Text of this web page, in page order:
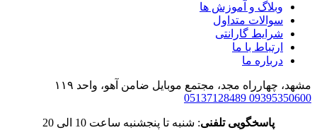
وبلاگ و آموزش ها
سوالات متداول
شرایط گارانتی
ارتباط با ما
درباره ما
مشهد، چهارراه مجد، مجتمع موبایل ضامن آهو، واحد ۱۱۹
09395350600
05137128489
پاسخگویی تلفنی: شنبه تا پنجشنبه ساعت 10 الی 20